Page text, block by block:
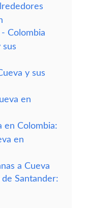
Colombia
sus
y sus
en
en Colombia:
en
a Cueva
Santander: